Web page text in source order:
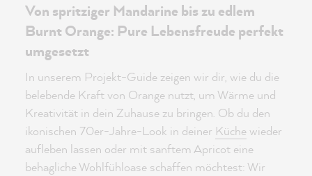
Von spritziger Mandarine bis zu edlem
Burnt Orange: Pure Lebensfreude perfekt
umgesetzt
In unserem Projekt-Guide zeigen wir dir, wie du die
belebende Kraft von Orange nutzt, um Wärme und
Kreativität in dein Zuhause zu bringen. Ob du den
ikonischen 70er-Jahre-Look in deiner Küche wieder
aufleben lassen oder mit sanftem Apricot eine
behagliche Wohlfühloase schaffen möchtest: Wir